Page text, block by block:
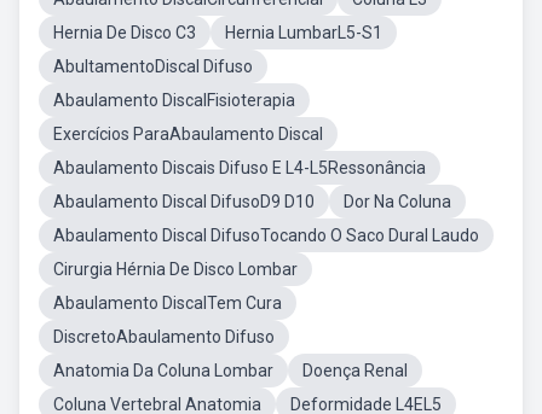
Hernia De Disco C3
Hernia LumbarL5-S1
AbultamentoDiscal Difuso
Abaulamento DiscalFisioterapia
Exercícios ParaAbaulamento Discal
Abaulamento Discais Difuso E L4-L5Ressonância
Abaulamento Discal DifusoD9 D10
Dor Na Coluna
Abaulamento Discal DifusoTocando O Saco Dural Laudo
Cirurgia Hérnia De Disco Lombar
Abaulamento DiscalTem Cura
DiscretoAbaulamento Difuso
Anatomia Da Coluna Lombar
Doença Renal
Coluna Vertebral Anatomia
Deformidade L4EL5